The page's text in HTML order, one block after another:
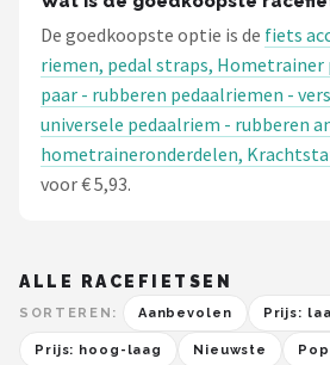
De goedkoopste optie is de fiets
riemen, pedal straps, Hometrainer
paar - rubberen pedaalriemen -
universele pedaalriem - rubberen
hometraineronderdelen,
voor € 5,93.
ALLE RACEFIETSEN
SORTEREN: Aanbevolen Prijs:
Prijs: hoog-laag Nieuwste